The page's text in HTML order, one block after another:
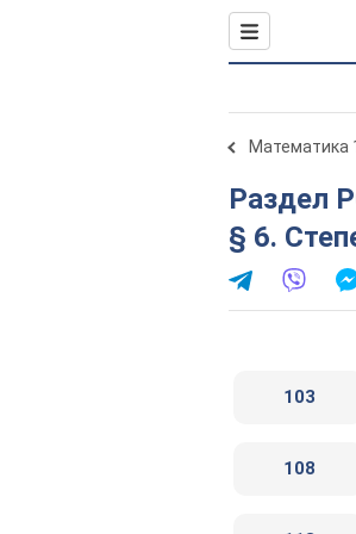
Математика
Раздел РОЗДІЛ 1. Функції, їхні властивості та графіки.
§ 6.
103
108